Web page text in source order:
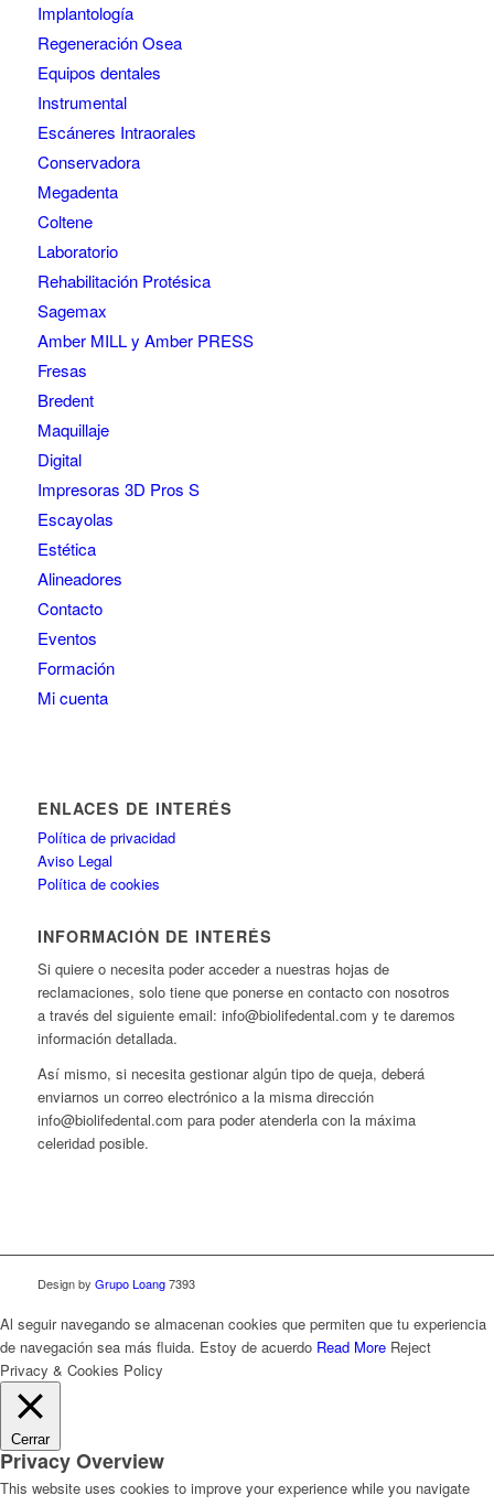
Implantología
Regeneración Osea
Equipos dentales
Instrumental
Escáneres Intraorales
Conservadora
Megadenta
Coltene
Laboratorio
Rehabilitación Protésica
Sagemax
Amber MILL y Amber PRESS
Fresas
Bredent
Maquillaje
Digital
Impresoras 3D Pros S
Escayolas
Estética
Alineadores
Contacto
Eventos
Formación
Mi cuenta
ENLACES DE INTERÉS
Política de privacidad
Aviso Legal
Política de cookies
INFORMACIÓN DE INTERÉS
Si quiere o necesita poder acceder a nuestras hojas de
reclamaciones, solo tiene que ponerse en contacto con nosotros
a través del siguiente email: info@biolifedental.com y te daremos
información detallada.
Así mismo, si necesita gestionar algún tipo de queja, deberá
enviarnos un correo electrónico a la misma dirección
info@biolifedental.com para poder atenderla con la máxima
celeridad posible.
Design by Grupo Loang7393
Al seguir navegando se almacenan cookies que permiten que tu experiencia
de navegación sea más fluida. Estoy de acuerdo Read More Reject
Privacy & Cookies Policy
Cerrar
Privacy Overview
This website uses cookies to improve your experience while you navigate